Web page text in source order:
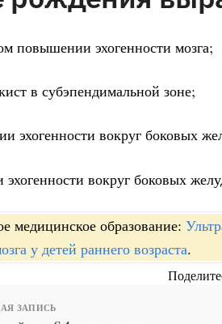
повышении эхогенности мозга;
в субэпендимальной зоне;
эхогенности вокруг боковых
вокруг боковых
медицинское образование:
у детей раннего возраста.
ЗАПИСЬ